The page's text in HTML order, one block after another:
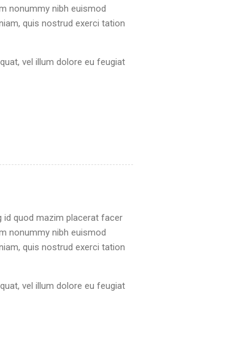
nonummy nibh euismod
quis nostrud exerci tation
vel illum dolore eu feugiat
id quod mazim placerat facer
nonummy nibh euismod
quis nostrud exerci tation
vel illum dolore eu feugiat